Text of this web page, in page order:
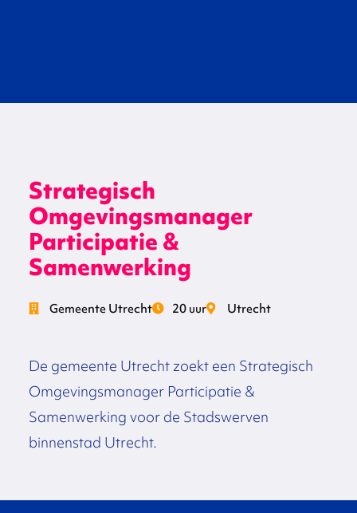
Strategisch
Omgevingsmanager
Participatie &
Samenwerking
Gemeente Utrecht 20 uur Utrecht
De gemeente Utrecht zoekt een Strategisch
Omgevingsmanager Participatie &
Samenwerking voor de Stadswerven
binnenstad Utrecht.